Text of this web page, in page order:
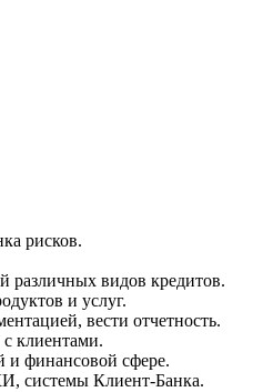
рисков.
различных видов кредитов.
и услуг.
вести отчетность.
клиентами.
и финансовой сфере.
системы Клиент-Банка.